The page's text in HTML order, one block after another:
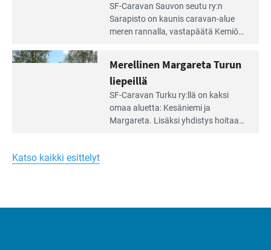
huomioivaa
yhteisöllisyyttä
SF-Caravan Sauvon seutu ry:n
Sarapisto on kaunis caravan-alue
meren rannalla, vasta­päätä Kemiön
kymmenen paikkaa ilman sähköä.
Turun
liepeillä
Merellinen Margareta Turun
liepeillä
SF-Caravan Turku ry:llä on kaksi
omaa aluet­ta: Kesäniemi ja
Margareta. Lisäksi yhdis­tys hoitaa
Katso kaikki esittelyt